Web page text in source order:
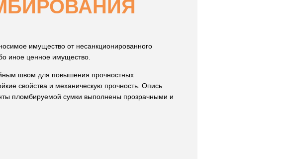
имущество от несанкционированного
иное ценное имущество.
швом для повышения прочностных
свойства и механическую прочность. Опись
пломбируемой сумки выполнены прозрачными и